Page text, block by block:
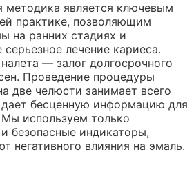
методика является ключевым
практике, позволяющим
на ранних стадиях и
серьезное лечение кариеса.
— залог долгосрочного
Проведение процедуры
две челюсти занимает всего
бесценную информацию для
используем только
безопасные индикаторы,
негативного влияния на эмаль.